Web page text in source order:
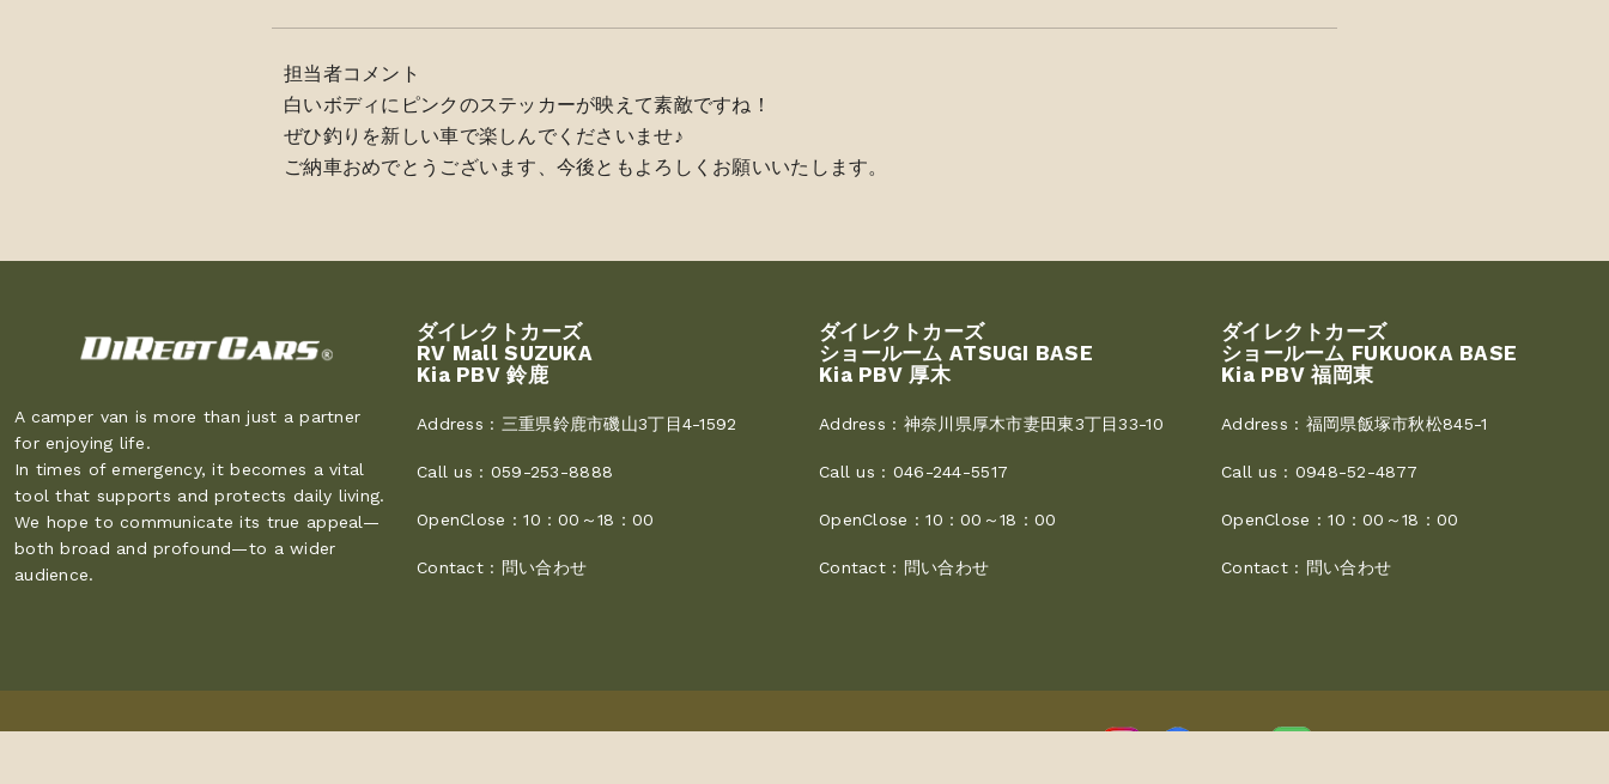
担当者コメント
白いボディにピンクのステッカーが映えて素敵ですね！
ぜひ釣りを新しい車で楽しんでくださいませ♪
ご納車おめでとうございます、今後ともよろしくお願いいたします。
A camper van is more than just a partner
for enjoying life.
In times of emergency, it becomes a vital
tool that supports and protects daily living.
We hope to communicate its true appeal—
both broad and profound—to a wider
audience.
ダイレクトカーズ
RV Mall SUZUKA
Kia PBV 鈴鹿
Address : 三重県鈴鹿市磯山3丁目4-1592
Call us : 059-253-8888
OpenClose :10：00～18：00
Contact : 問い合わせ
ダイレクトカーズ
ショールーム ATSUGI BASE
Kia PBV 厚木
Address : 神奈川県厚木市妻田東3丁目33-10
Call us : 046-244-5517
OpenClose :10：00～18：00
Contact : 問い合わせ
ダイレクトカーズ
ショールーム FUKUOKA BASE
Kia PBV 福岡東
Address : 福岡県飯塚市秋松845-1
Call us : 0948-52-4877
OpenClose :10：00～18：00
Contact : 問い合わせ